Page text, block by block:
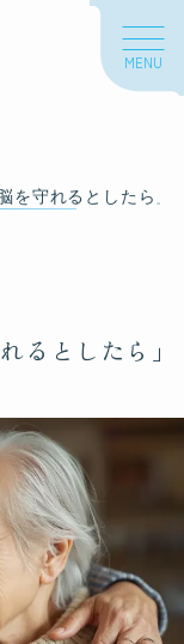
MENU
を守れるとしたら」
るとしたら」